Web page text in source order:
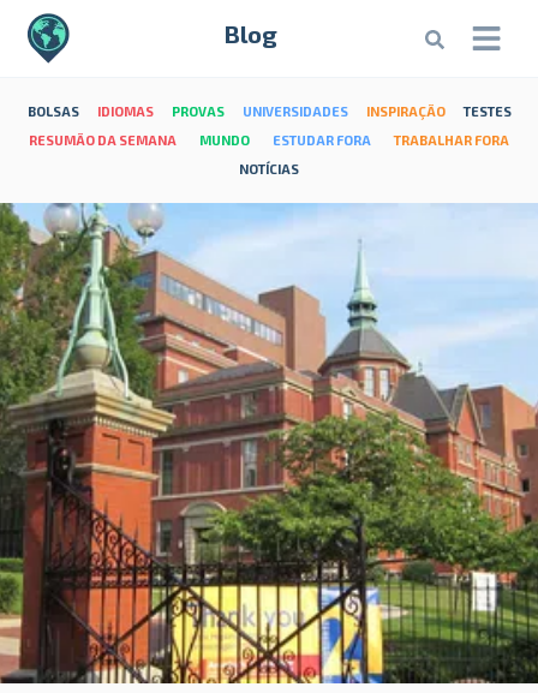
Blog
BOLSAS IDIOMAS PROVAS UNIVERSIDADES INSPIRAÇÃO
TESTES
RESUMÃO DA SEMANA
MUNDO ESTUDAR FORA
TRABALHAR FORA
NOTÍCIAS